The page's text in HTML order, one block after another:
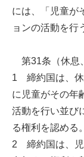
には、「児童が
ョンの活動を行
第31条（休息
1 締約国は、休
に児童がその年
活動を行い並び
る権利を認める。
2 締約国は、児